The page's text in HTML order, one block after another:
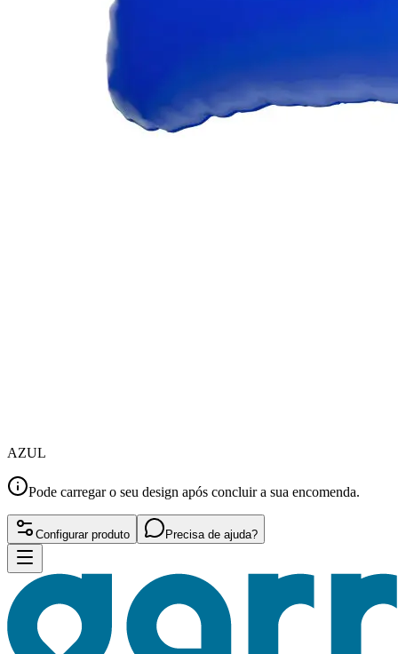
AZUL
Pode carregar o seu design após concluir a sua encomenda.
Configurar produto Precisa de ajuda?